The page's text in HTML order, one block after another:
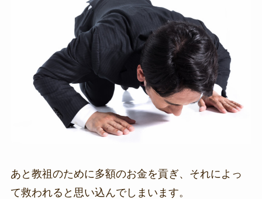
あと教祖のために多額のお金を貢ぎ、それによっ
て救われると思い込んでしまいます。